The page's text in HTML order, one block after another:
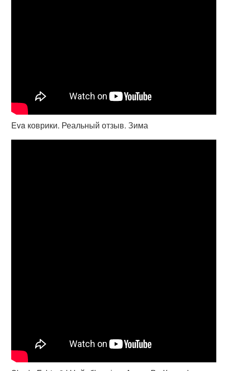
Eva коврики. Реальный отзыв. Зима